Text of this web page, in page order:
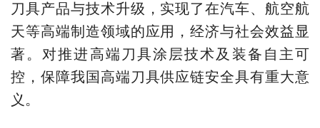
刀具产品与技术升级，实现了在汽车、航空航
天等高端制造领域的应用，经济与社会效益显
著。对推进高端刀具涂层技术及装备自主可
控，保障我国高端刀具供应链安全具有重大意
义。